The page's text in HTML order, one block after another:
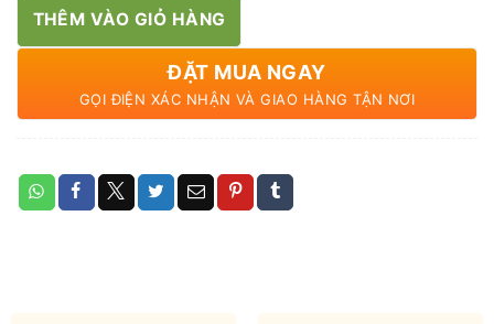
THÊM VÀO GIỎ HÀNG
ĐẶT MUA NGAY
GỌI ĐIỆN XÁC NHẬN VÀ GIAO HÀNG TẬN NƠI